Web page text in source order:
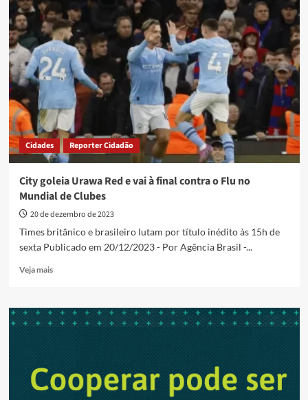
Cidades Reporter Cidadão
City goleia Urawa Red e vai à final contra o Flu no
Mundial de Clubes
20 de dezembro de 2023
Times britânico e brasileiro lutam por título inédito às 15h de
sexta Publicado em 20/12/2023 - Por Agência Brasil -...
Veja maisRead
City
goleia
vai
à